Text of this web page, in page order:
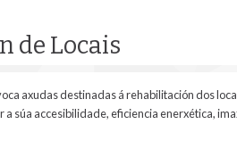
de Locais
axudas destinadas á rehabilitación dos
a súa accesibilidade, eficiencia enerxética,